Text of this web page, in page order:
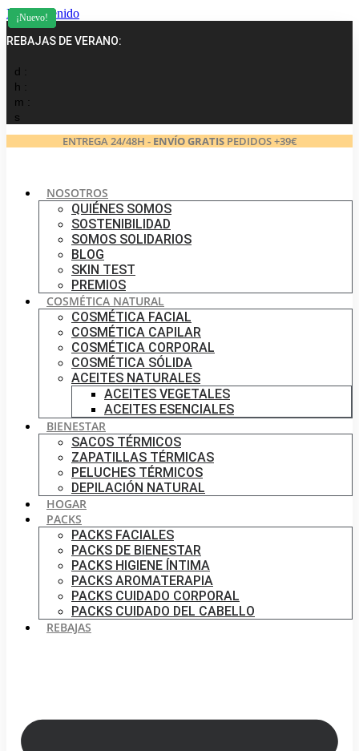
Ir al contenido
REBAJAS DE VERANO:
d :
h :
m :
s
ENTREGA 24/48H - ENVÍO GRATISPEDIDOS +39€
NOSOTROS
QUIÉNES SOMOS
SOSTENIBILIDAD
SOMOS SOLIDARIOS
BLOG
SKIN TEST
PREMIOS
COSMÉTICA NATURAL
COSMÉTICA FACIAL
COSMÉTICA CAPILAR
COSMÉTICA CORPORAL
COSMÉTICA SÓLIDA
ACEITES NATURALES
ACEITES VEGETALES
ACEITES ESENCIALES
BIENESTAR
SACOS TÉRMICOS
ZAPATILLAS TÉRMICAS
PELUCHES TÉRMICOS
DEPILACIÓN NATURAL
HOGAR
PACKS
PACKS FACIALES
PACKS DE BIENESTAR
PACKS HIGIENE ÍNTIMA
PACKS AROMATERAPIA
PACKS CUIDADO CORPORAL
PACKS CUIDADO DEL CABELLO
REBAJAS
¡Nuevo!
¡Nuevo!
¡Nuevo!
¡Nuevo!
¡Nuevo!
¡Nuevo!
¡Nuevo!
¡Nuevo!